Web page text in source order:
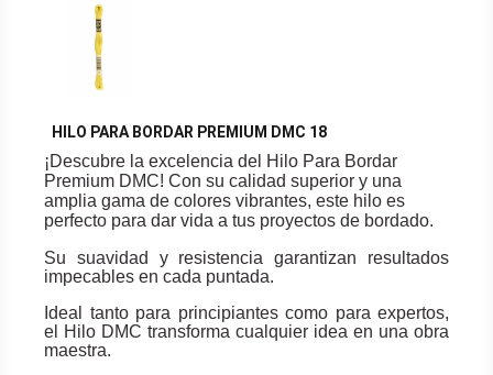
HILO PARA BORDAR PREMIUM DMC 18
¡Descubre la excelencia del Hilo Para Bordar
Premium DMC! Con su calidad superior y una
amplia gama de colores vibrantes, este hilo es
perfecto para dar vida a tus proyectos de bordado.
Su suavidad y resistencia garantizan resultados
impecables en cada puntada.
Ideal tanto para principiantes como para expertos,
el Hilo DMC transforma cualquier idea en una obra
maestra.